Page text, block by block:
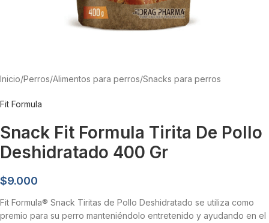
Inicio/Perros/Alimentos para perros/Snacks para perros
Fit Formula
Snack Fit Formula Tirita De Pollo
Deshidratado 400 Gr
$9.000
Fit Formula® Snack Tiritas de Pollo Deshidratado se utiliza como
premio para su perro manteniéndolo entretenido y ayudando en el